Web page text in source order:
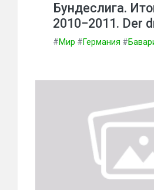
Бундеслига.
2010−2011. Der
#Мир #Германия #